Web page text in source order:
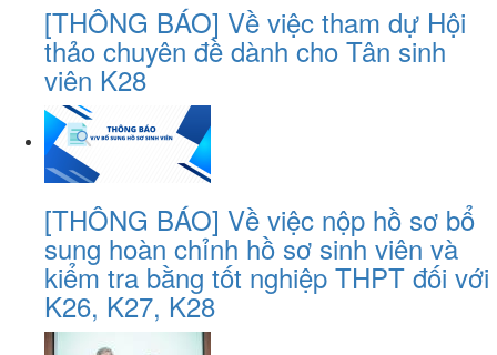
[THÔNG BÁO] Về việc tham dự Hội
thảo chuyên đề dành cho Tân sinh
viên K28
[THÔNG BÁO] Về việc nộp hồ sơ bổ
sung hoàn chỉnh hồ sơ sinh viên và
kiểm tra bằng tốt nghiệp THPT đối với
K26, K27, K28